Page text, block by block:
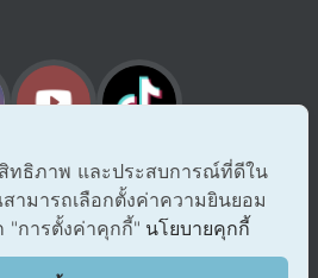
ระพฤติมิชอบ
น์ สำนักงาน ป.ป.ช.
งเบาะแส สำนักงาน ป.ป.ท.
สิทธิภาพ และประสบการณ์ที่ดีใน
ามารถเลือกตั้งค่าความยินยอม
"การตั้งค่าคุกกี้" นโยบายคุกกี้